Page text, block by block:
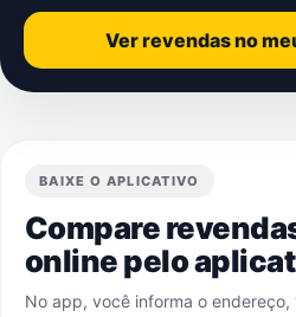
Ver revendas no
BAIXE O APLICATIVO
Compare
online pelo
No app, você informa o endereço,